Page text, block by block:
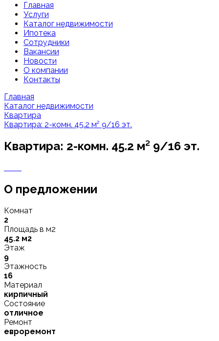
Главная
Услуги
Каталог недвижимости
Ипотека
Сотрудники
Вакансии
Новости
О компании
Контакты
Главная
Каталог недвижимости
Квартира
Квартира: 2-комн. 45.2 м² 9/16 эт.
Квартира: 2-комн. 45.2 м² 9/16 эт.
О предложении
Комнат
2
Площадь в м2
45.2 м2
Этаж
9
Этажность
16
Материал
кирпичный
Состояние
отличное
Ремонт
евроремонт